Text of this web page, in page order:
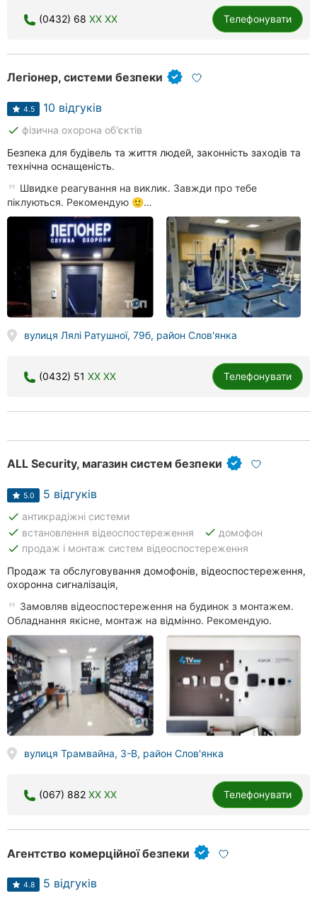
(0432) 68 XX XX Телефонувати
Легіонер, системи безпеки
4.5 10 відгуків
done фізична охорона об'єктів
Безпека для будівель та життя людей, законність заходів та
технічна оснащеність.
Швидке реагування на виклик. Завжди про тебе
піклуються. Рекомендую 🙂…
вулиця Лялі Ратушної, 79б, район Слов'янка
(0432) 51 XX XX Телефонувати
ALL Security, магазин систем безпеки
5.0 5 відгуків
done антикрадіжні системи
done встановлення відеоспостереження done домофон
done продаж і монтаж систем відеоспостереження
Продаж та обслуговування домофонів, відеоспостереження,
охоронна сигналізація,
Замовляв відеоспостереження на будинок з монтажем.
Обладнання якісне, монтаж на відмінно. Рекомендую.
вулиця Трамвайна, 3-В, район Слов'янка
(067) 882 XX XX Телефонувати
Агентство комерційної безпеки
4.8 5 відгуків